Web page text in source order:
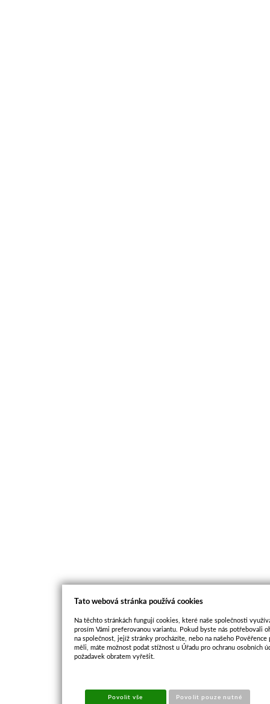
Tato webová stránka používá cookies
Na těchto stránkách fungují cookies, které naše společnosti
prosím Vámi preferovanou variantu. Pokud byste nás potřebovali
na společnost, jejíž stránky procházíte, nebo na našeho
měli, máte možnost podat stížnost u Úřadu pro ochranu osobních
požadavek obratem vyřešit.
Povolit vše Povolit pouze nutné